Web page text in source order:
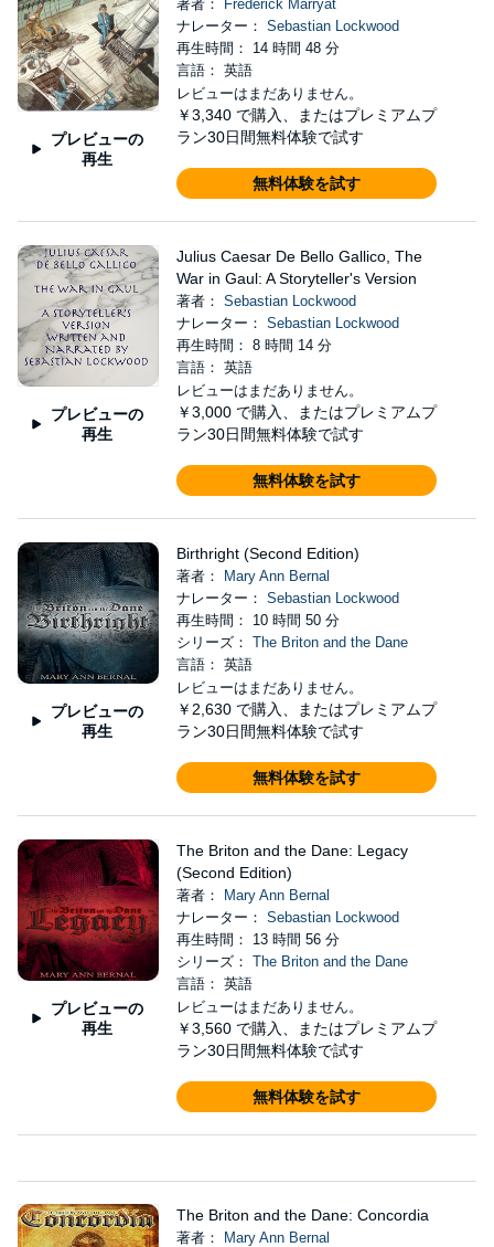
プレビューの
再生
著者：
Frederick Marryat
ナレーター： Sebastian Lockwood
再生時間： 14 時間 48 分
言語： 英語
レビューはまだありません。
￥3,340 で購入、またはプレミアムプ
ラン30日間無料体験で試す
無料体験を試す
プレビューの
再生
Julius Caesar De Bello Gallico, The
War in Gaul: A Storyteller's Version
著者： Sebastian Lockwood
ナレーター： Sebastian Lockwood
再生時間： 8 時間 14 分
言語： 英語
レビューはまだありません。
￥3,000 で購入、またはプレミアムプ
ラン30日間無料体験で試す
無料体験を試す
プレビューの
再生
Birthright (Second Edition)
著者：
Mary Ann Bernal
ナレーター： Sebastian Lockwood
再生時間： 10 時間 50 分
シリーズ： The Briton and the Dane
言語： 英語
レビューはまだありません。
￥2,630 で購入、またはプレミアムプ
ラン30日間無料体験で試す
無料体験を試す
プレビューの
再生
The Briton and the Dane: Legacy
(Second Edition)
著者：
Mary Ann Bernal
ナレーター： Sebastian Lockwood
再生時間： 13 時間 56 分
シリーズ： The Briton and the Dane
言語： 英語
レビューはまだありません。
￥3,560 で購入、またはプレミアムプ
ラン30日間無料体験で試す
無料体験を試す
The Briton and the Dane: Concordia
著者：
Mary Ann Bernal